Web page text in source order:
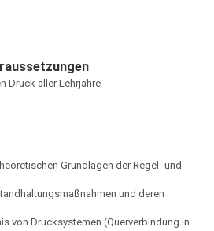
Druck aller Lehrjahre
Grundlagen der Regel- und
und deren
von Drucksystemen (Querverbindung in